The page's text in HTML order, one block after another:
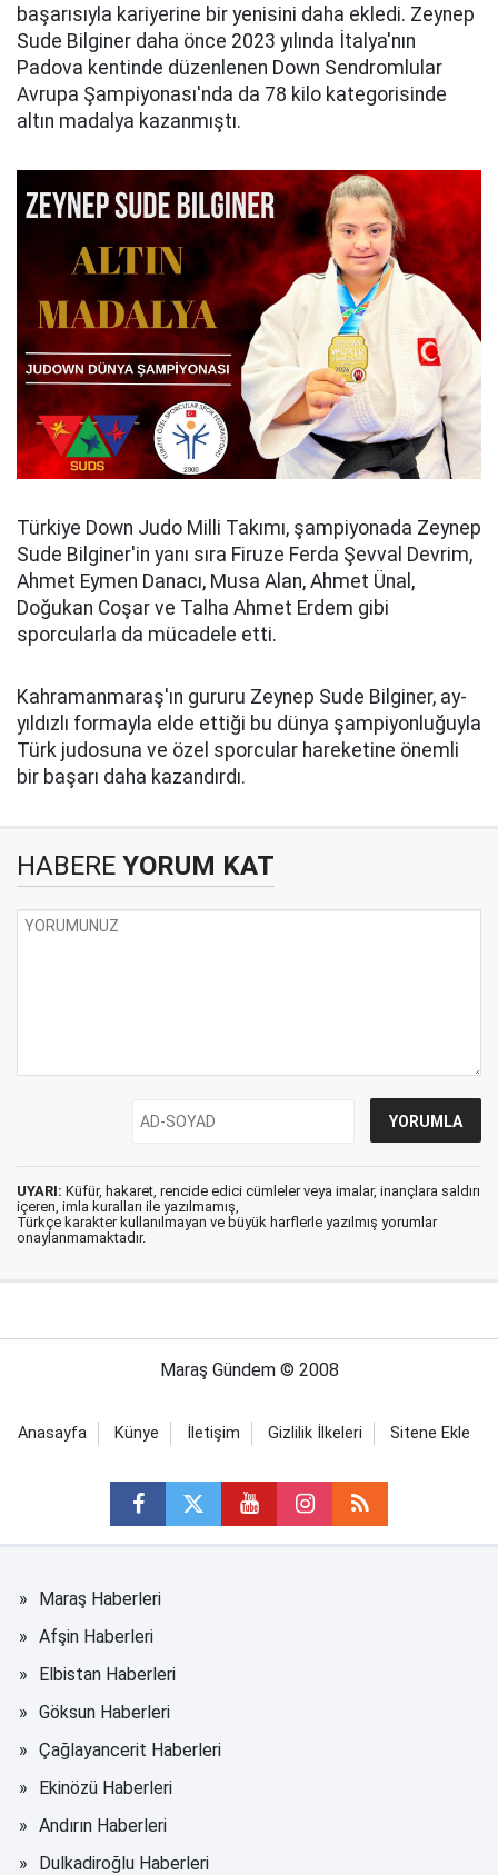
başarısıyla kariyerine bir yenisini daha ekledi. Zeynep
Sude Bilginer daha önce 2023 yılında İtalya'nın
Padova kentinde düzenlenen Down Sendromlular
Avrupa Şampiyonası'nda da 78 kilo kategorisinde
altın madalya kazanmıştı.
Türkiye Down Judo Milli Takımı, şampiyonada Zeynep
Sude Bilginer'in yanı sıra Firuze Ferda Şevval Devrim,
Ahmet Eymen Danacı, Musa Alan, Ahmet Ünal,
Doğukan Coşar ve Talha Ahmet Erdem gibi
sporcularla da mücadele etti.
Kahramanmaraş'ın gururu Zeynep Sude Bilginer, ay-
yıldızlı formayla elde ettiği bu dünya şampiyonluğuyla
Türk judosuna ve özel sporcular hareketine önemli
bir başarı daha kazandırdı.
HABERE YORUM KAT
UYARI: Küfür, hakaret, rencide edici cümleler veya imalar, inançlara saldırı
içeren, imla kuralları ile yazılmamış,
Türkçe karakter kullanılmayan ve büyük harflerle yazılmış yorumlar
onaylanmamaktadır.
Maraş Gündem © 2008
Anasayfa Künye İletişim Gizlilik İlkeleri Sitene Ekle
Maraş Haberleri
Afşin Haberleri
Elbistan Haberleri
Göksun Haberleri
Çağlayancerit Haberleri
Ekinözü Haberleri
Andırın Haberleri
Dulkadiroğlu Haberleri